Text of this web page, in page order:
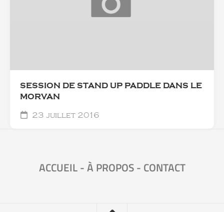
SESSION DE STAND UP PADDLE DANS LE
MORVAN
23 juillet 2016
ACCUEIL-À PROPOS- CONTACT